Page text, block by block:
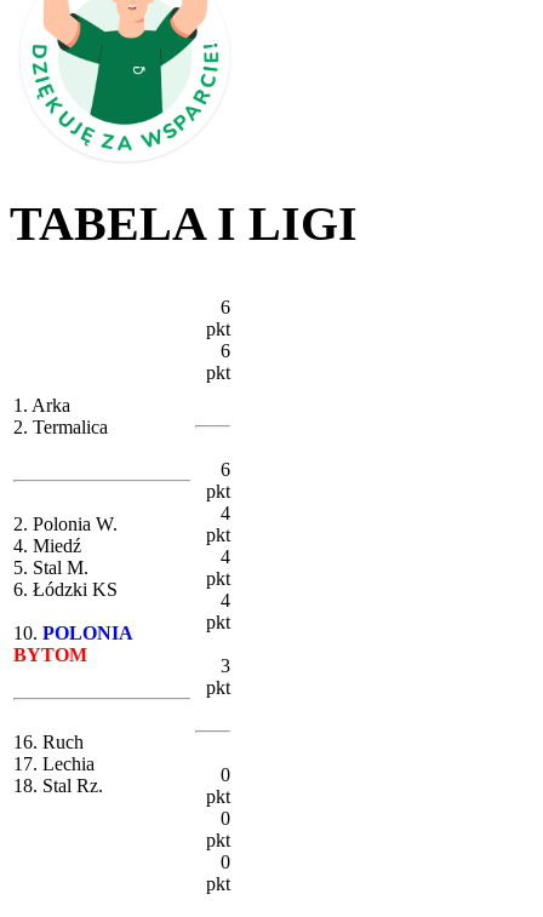
TABELA I LIGI
1. Arka
2. Termalica
2. Polonia W.
4. Miedź
5. Stal M.
6. Łódzki KS
10. POLONIA
BYTOM
16. Ruch
17. Lechia
18. Stal Rz.
6
pkt
6
pkt
6
pkt
4
pkt
4
pkt
4
pkt
3
pkt
0
pkt
0
pkt
0
pkt